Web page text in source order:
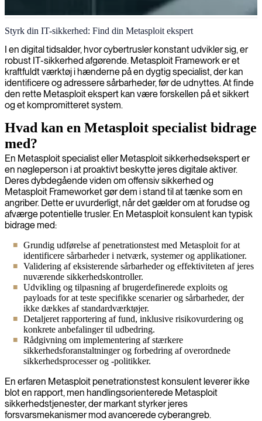
Metasploit-specialist
Styrk din IT-sikkerhed: Find din Metasploit ekspert
I en digital tidsalder, hvor cybertrusler konstant udvikler sig, er
robust IT-sikkerhed afgørende. Metasploit Framework er et
kraftfuldt værktøj i hænderne på en dygtig specialist, der kan
identificere og adressere sårbarheder, før de udnyttes. At finde
den rette Metasploit ekspert kan være forskellen på et sikkert
og et kompromitteret system.
Hvad kan en Metasploit specialist bidrage
med?
En Metasploit specialist eller Metasploit sikkerhedsekspert er
en nøgleperson i at proaktivt beskytte jeres digitale aktiver.
Deres dybdegående viden om offensiv sikkerhed og
Metasploit Frameworket gør dem i stand til at tænke som en
angriber. Dette er uvurderligt, når det gælder om at forudse og
afværge potentielle trusler. En Metasploit konsulent kan typisk
bidrage med:
Grundig udførelse af penetrationstest med Metasploit for at
identificere sårbarheder i netværk, systemer og applikationer.
Validering af eksisterende sårbarheder og effektiviteten af jeres
nuværende sikkerhedskontroller.
Udvikling og tilpasning af brugerdefinerede exploits og
payloads for at teste specifikke scenarier og sårbarheder, der
ikke dækkes af standardværktøjer.
Detaljeret rapportering af fund, inklusive risikovurdering og
konkrete anbefalinger til udbedring.
Rådgivning om implementering af stærkere
sikkerhedsforanstaltninger og forbedring af overordnede
sikkerhedsprocesser og -politikker.
En erfaren Metasploit penetrationstest konsulent leverer ikke
blot en rapport, men handlingsorienterede Metasploit
sikkerhedstjenester, der markant styrker jeres
forsvarsmekanismer mod avancerede cyberangreb.